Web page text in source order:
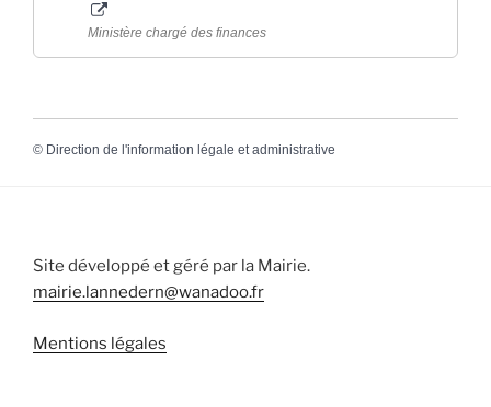
Ministère chargé des finances
© Direction de l'information légale et administrative
Site développé et géré par la Mairie.
mairie.lannedern@wanadoo.fr
Mentions légales